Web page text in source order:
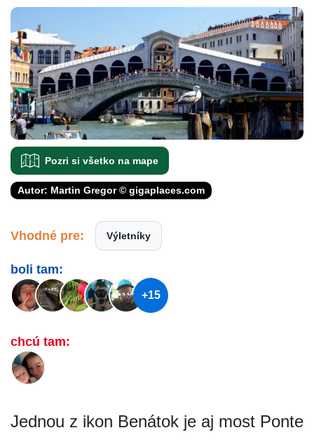
Pozri si všetko na mape
Autor: Martin Gregor © gigaplaces.com
Vhodné pre: Výletníky
boli tam:
+15
chcú tam:
Jednou z ikon Benátok je aj most Ponte